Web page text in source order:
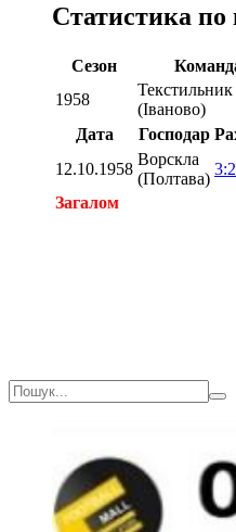
Статистика по
Сезон
1958
Текстильник
(Іваново)
Дата
Господар
12.10.1958
Ворскла
(Полтава)
3:2
Загалом